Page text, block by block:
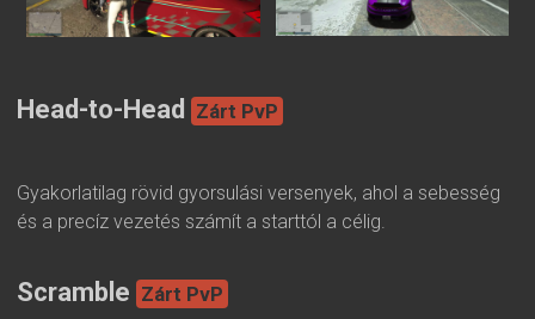
Head-to-Head Zárt PvP
Gyakorlatilag rövid gyorsulási versenyek, ahol a sebesség
és a precíz vezetés számít a starttól a célig.
Scramble Zárt PvP